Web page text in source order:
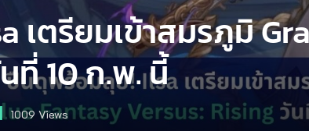
เตรียมเข้าสมรภูมิ
ที่ 10 ก.พ. นี้
1009 Views